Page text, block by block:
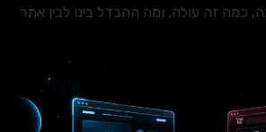
כמה זה עולה, ומה ההבדל בינו לבין אתר